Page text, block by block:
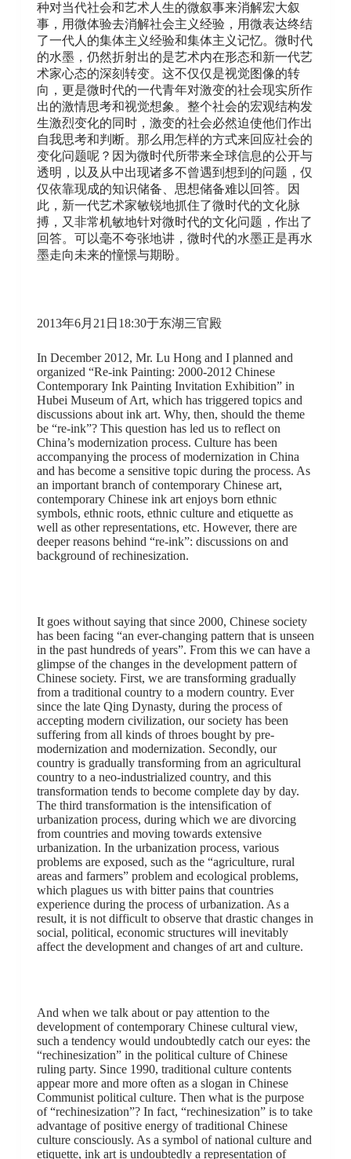
种对当代社会和艺术人生的微叙事来消解宏大叙
事，用微体验去消解社会主义经验，用微表达终结
了一代人的集体主义经验和集体主义记忆。微时代
的水墨，仍然折射出的是艺术内在形态和新一代艺
术家心态的深刻转变。这不仅仅是视觉图像的转
向，更是微时代的一代青年对激变的社会现实所作
出的激情思考和视觉想象。整个社会的宏观结构发
生激烈变化的同时，激变的社会必然迫使他们作出
自我思考和判断。那么用怎样的方式来回应社会的
变化问题呢？因为微时代所带来全球信息的公开与
透明，以及从中出现诸多不曾遇到想到的问题，仅
仅依靠现成的知识储备、思想储备难以回答。因
此，新一代艺术家敏锐地抓住了微时代的文化脉
搏，又非常机敏地针对微时代的文化问题，作出了
回答。可以毫不夸张地讲，微时代的水墨正是再水
墨走向未来的憧憬与期盼。
2013年6月21日18:30于东湖三官殿
In December 2012, Mr. Lu Hong and I planned and
organized “Re-ink Painting: 2000-2012 Chinese
Contemporary Ink Painting Invitation Exhibition” in
Hubei Museum of Art, which has triggered topics and
discussions about ink art. Why, then, should the theme
be “re-ink”? This question has led us to reflect on
China’s modernization process. Culture has been
accompanying the process of modernization in China
and has become a sensitive topic during the process. As
an important branch of contemporary Chinese art,
contemporary Chinese ink art enjoys born ethnic
symbols, ethnic roots, ethnic culture and etiquette as
well as other representations, etc. However, there are
deeper reasons behind “re-ink”: discussions on and
background of rechinesization.
It goes without saying that since 2000, Chinese society
has been facing “an ever-changing pattern that is unseen
in the past hundreds of years”. From this we can have a
glimpse of the changes in the development pattern of
Chinese society. First, we are transforming gradually
from a traditional country to a modern country. Ever
since the late Qing Dynasty, during the process of
accepting modern civilization, our society has been
suffering from all kinds of throes bought by pre-
modernization and modernization. Secondly, our
country is gradually transforming from an agricultural
country to a neo-industrialized country, and this
transformation tends to become complete day by day.
The third transformation is the intensification of
urbanization process, during which we are divorcing
from countries and moving towards extensive
urbanization. In the urbanization process, various
problems are exposed, such as the “agriculture, rural
areas and farmers” problem and ecological problems,
which plagues us with bitter pains that countries
experience during the process of urbanization. As a
result, it is not difficult to observe that drastic changes in
social, political, economic structures will inevitably
affect the development and changes of art and culture.
And when we talk about or pay attention to the
development of contemporary Chinese cultural view,
such a tendency would undoubtedly catch our eyes: the
“rechinesization” in the political culture of Chinese
ruling party. Since 1990, traditional culture contents
appear more and more often as a slogan in Chinese
Communist political culture. Then what is the purpose
of “rechinesization”? In fact, “rechinesization” is to take
advantage of positive energy of traditional Chinese
culture consciously. As a symbol of national culture and
etiquette, ink art is undoubtedly a representation of